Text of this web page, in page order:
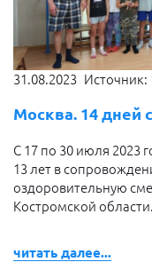
31.08.2023 Источник:
Москва. 14 дней
С 17 по 30 июля 2023
13 лет в
оздоровительную
Костромской области.
читать далее...